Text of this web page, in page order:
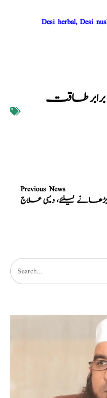
Desi herbal, Desi
کے برابر طاقت
Previous News